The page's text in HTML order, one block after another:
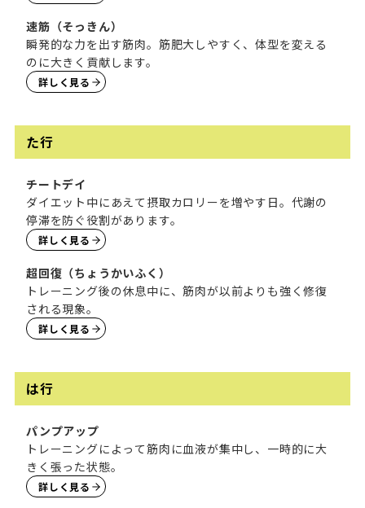
速筋（そっきん）
瞬発的な力を出す筋肉。筋肥大しやすく、体型を変える
のに大きく貢献します。
詳しく見る
た行
チートデイ
ダイエット中にあえて摂取カロリーを増やす日。代謝の
停滞を防ぐ役割があります。
詳しく見る
超回復（ちょうかいふく）
トレーニング後の休息中に、筋肉が以前よりも強く修復
される現象。
詳しく見る
は行
パンプアップ
トレーニングによって筋肉に血液が集中し、一時的に大
きく張った状態。
詳しく見る